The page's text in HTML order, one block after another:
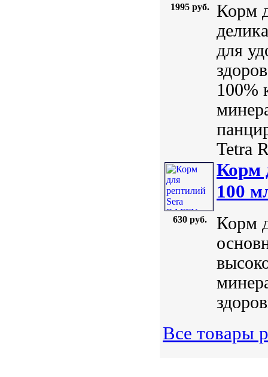
1995 руб.
Корм
для
100%
Tetra
630 руб.
Корм
100
Корм
Все товары